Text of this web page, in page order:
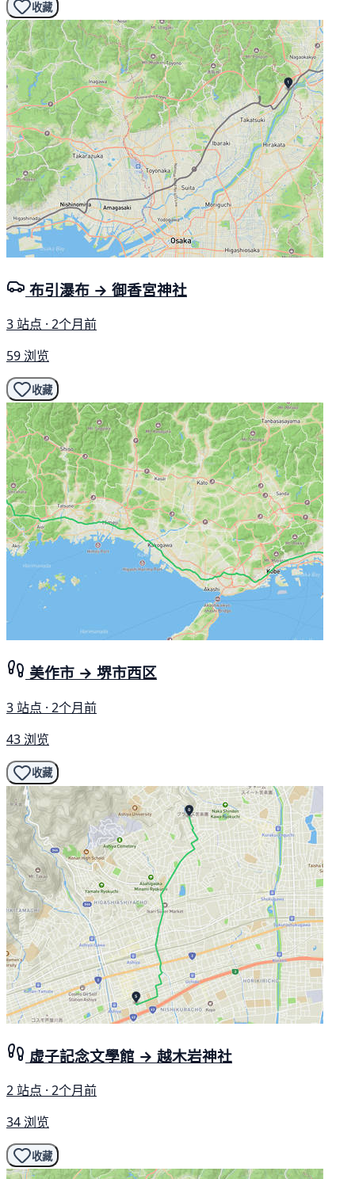
收藏
布引瀑布 → 御香宮神社
3 站点 · 2个月前
59 浏览
收藏
美作市 → 堺市西区
3 站点 · 2个月前
43 浏览
收藏
虚子記念文學館 → 越木岩神社
2 站点 · 2个月前
34 浏览
收藏